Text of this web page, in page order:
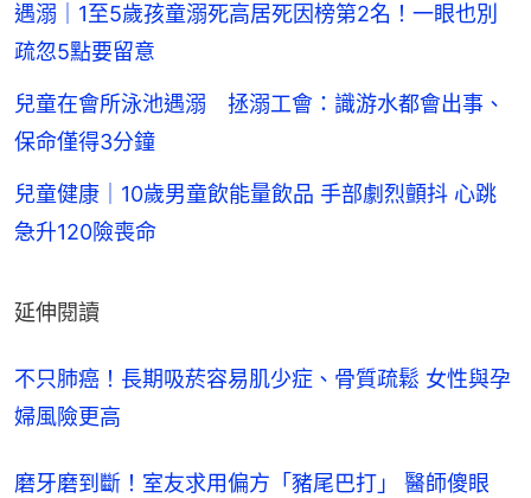
遇溺｜1至5歲孩童溺死高居死因榜第2名！一眼也別
疏忽5點要留意
兒童在會所泳池遇溺 拯溺工會：識游水都會出事、
保命僅得3分鐘
兒童健康｜10歲男童飲能量飲品 手部劇烈顫抖 心跳
急升120險喪命
延伸閱讀
不只肺癌！長期吸菸容易肌少症、骨質疏鬆 女性與孕
婦風險更高
磨牙磨到斷！室友求用偏方「豬尾巴打」 醫師傻眼